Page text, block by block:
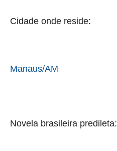
Cidade onde reside:
Manaus/AM
Novela brasileira predileta: